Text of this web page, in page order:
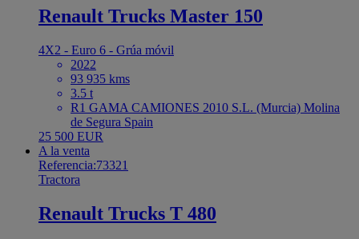
Renault Trucks Master 150
4X2 - Euro 6 - Grúa móvil
2022
93 935 kms
3.5 t
R1 GAMA CAMIONES 2010 S.L. (Murcia) Molina
de Segura Spain
25 500 EUR
A la venta
Referencia:73321
Tractora
Renault Trucks T 480